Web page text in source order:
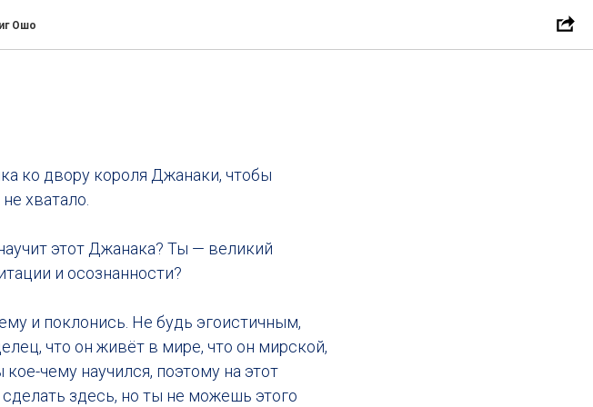
Ошо
ко двору короля Джанаки, чтобы
хватало.
этот Джанака? Ты — великий
и осознанности?
и поклонись. Не будь эгоистичным,
что он живёт в мире, что он мирской,
чему научился, поэтому на этот
здесь, но ты не можешь этого